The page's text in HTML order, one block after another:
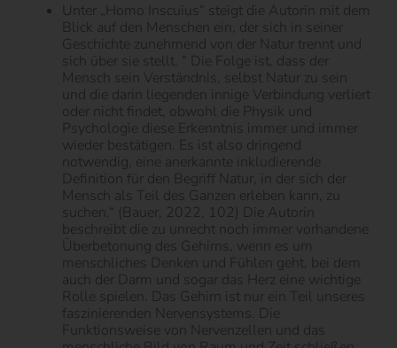
Unter „Homo Inscuius“ steigt die Autorin mit dem
Blick auf den Menschen ein, der sich in seiner
Geschichte zunehmend von der Natur trennt und
sich über sie stellt. “ Die Folge ist, dass der
Mensch sein Verständnis, selbst Natur zu sein
und die darin liegenden innige Verbindung verliert
oder nicht findet, obwohl die Physik und
Psychologie diese Erkenntnis immer und immer
wieder bestätigen. Es ist also dringend
notwendig, eine anerkannte inkludierende
Definition für den Begriff Natur, in der sich der
Mensch als Teil des Ganzen erleben kann, zu
suchen.“ (Bauer, 2022, 102) Die Autorin
beschreibt die zu unrecht noch immer vorhandene
Überbetonung des Gehirns, wenn es um
menschliches Denken und Fühlen geht, bei dem
auch der Darm und sogar das Herz eine wichtige
Rolle spielen. Das Gehirn ist nur ein Teil unseres
faszinierenden Nervensystems. Die
Funktionsweise von Nervenzellen und das